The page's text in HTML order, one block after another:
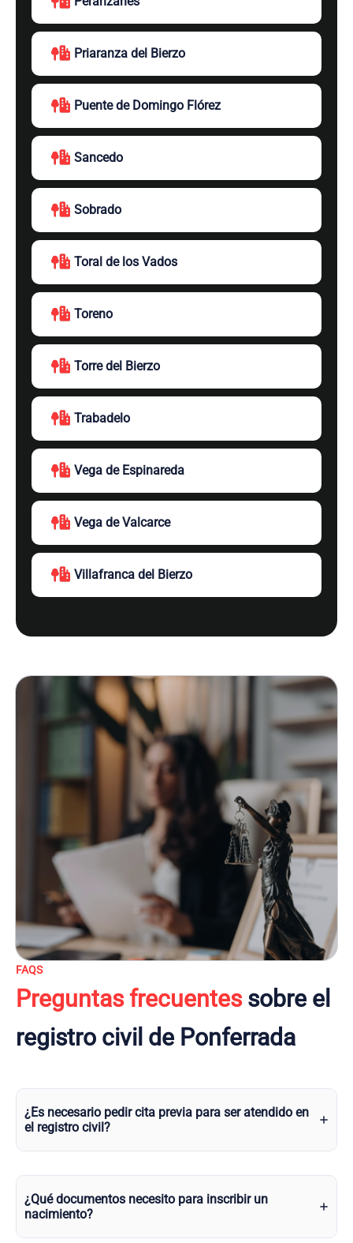
Priaranza del Bierzo
Puente de Domingo Flórez
Sancedo
Sobrado
Toral de los Vados
Toreno
Torre del Bierzo
Trabadelo
Vega de Espinareda
Vega de Valcarce
Villafranca del Bierzo
FAQS
Preguntas frecuentessobre el
registro civil de Ponferrada
¿Es necesario pedir cita previa para ser atendido en
el registro civil?
¿Qué documentos necesito para inscribir un
nacimiento?